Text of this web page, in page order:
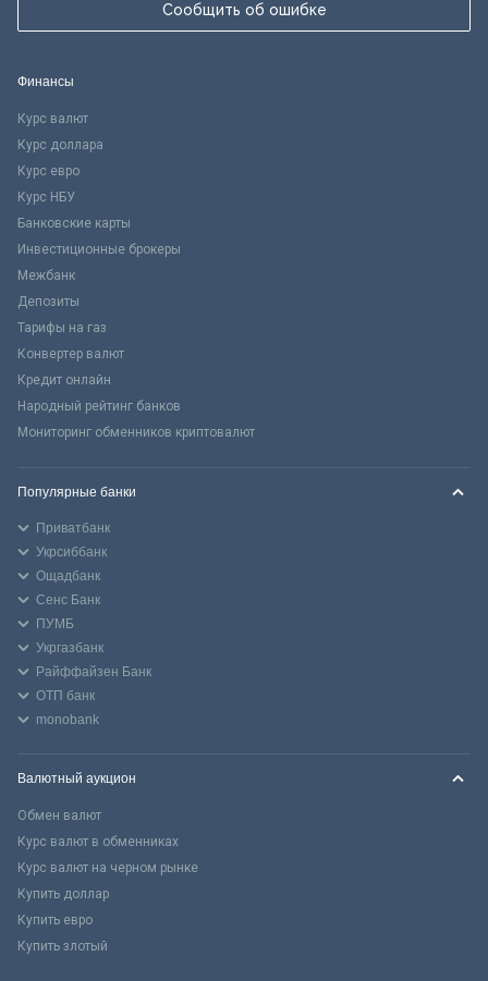
Сообщить об ошибке
Финансы
Курс валют
Курс доллара
Курс евро
Курс НБУ
Банковские карты
Инвестиционные брокеры
Межбанк
Депозиты
Тарифы на газ
Конвертер валют
Кредит онлайн
Народный рейтинг банков
Мониторинг обменников криптовалют
Популярные банки
Приватбанк
Укрсиббанк
Ощадбанк
Сенс Банк
ПУМБ
Укргазбанк
Райффайзен Банк
ОТП банк
monobank
Валютный аукцион
Обмен валют
Курс валют в обменниках
Курс валют на черном рынке
Купить доллар
Купить евро
Купить злотый